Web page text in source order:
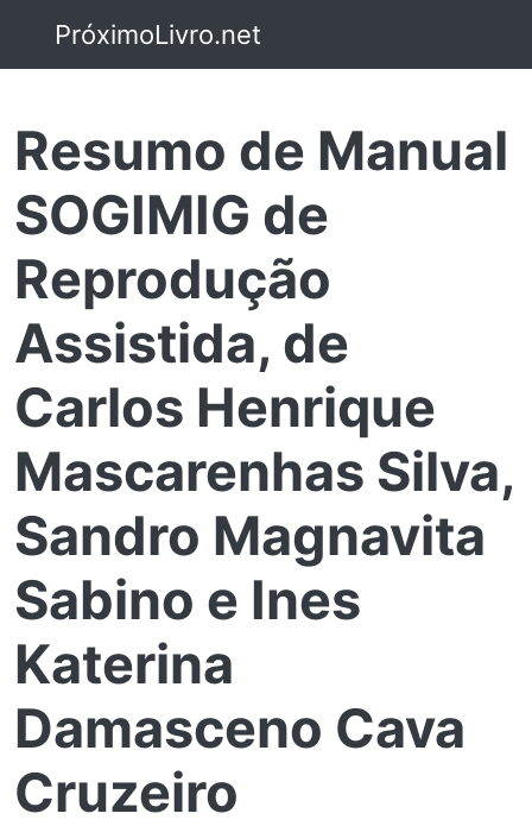
PróximoLivro.net
Resumo de Manual
SOGIMIG de
Reprodução
Assistida, de
Carlos Henrique
Mascarenhas Silva,
Sandro Magnavita
Sabino e Ines
Katerina
Damasceno Cava
Cruzeiro